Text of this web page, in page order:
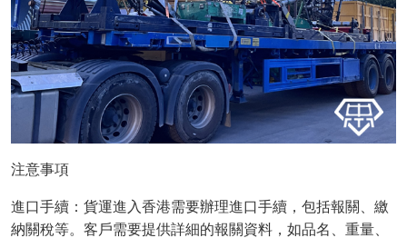
注意事項
進口手續：貨運進入香港需要辦理進口手續，包括報關、繳
納關稅等。客戶需要提供詳細的報關資料，如品名、重量、